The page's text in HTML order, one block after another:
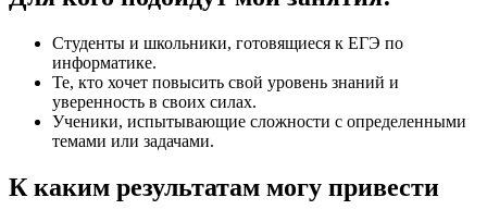
Студенты и школьники, готовящиеся к ЕГЭ по
информатике.
Те, кто хочет повысить свой уровень знаний и
уверенность в своих силах.
Ученики, испытывающие сложности с определенными
темами или задачами.
К каким результатам могу привести